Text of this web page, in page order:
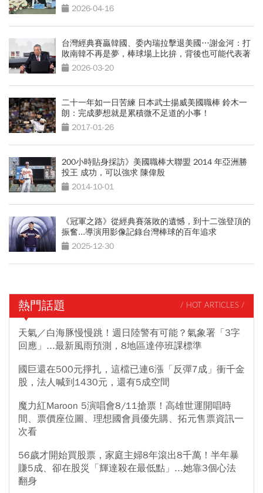
2026-04-16
台灣經典賽贏韓國、委內瑞拉擊退美國…謝金河：打
敗南韓不再是夢，棒球場上比拚，背後也可能代表著
國運2026-03-20
二十一年如一日苦練 日本武士揚威美國職棒 鈴木一
朗：完成夢想就是累積微不足道的小事！
2017-01-26
200小時貼身採訪》美國職棒大聯盟 2014 年亞洲勝
投王 成功，可以強求 陳偉殷
2014-10-01
《冠軍之路》從經典賽落敗的遺憾，到十二強登頂的
振奮...導演用影像記錄台灣棒球的百年追求
2025-12-30
熱門話題 / HOT ARTICLES /
天氣／白海豚慢慢跳！週日陸警有可能？氣象署「3字
回應」...最新風雨預測，8地區達停班課標準
國巨還在500元掙扎，這檔已連6漲「反彈7成」衝千金
股，法人喊到1430元，還有5成空間
魔力紅Maroon 5演唱會8/11搶票！高雄世運開唱時
間、票價座位圖、理想國會員優先購、拓元售票資訊一
次看
56歲才開始買股票，家庭主婦8年滾出8千萬！半年暴
賺5成、卻在股災「輝達殺在最低點」...她靠3個心法
翻身